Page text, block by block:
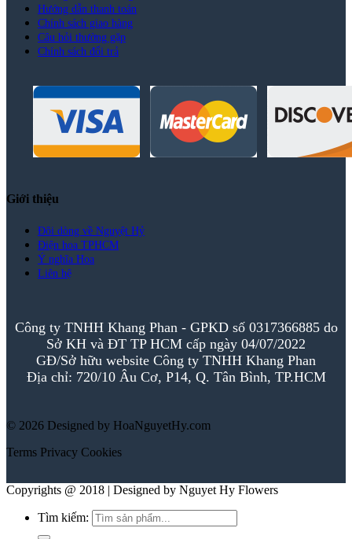
Hướng dẫn thanh toán
Chính sách giao hàng
Câu hỏi thường gặp
Chính sách đổi trả
Giới thiệu
Đôi dòng về Nguyệt Hỷ
Điện hoa TPHCM
Ý nghĩa Hoa
Liên hệ
Công ty TNHH Khang Phan - GPKD số 0317366885 do
Sở KH và ĐT TP HCM cấp ngày 04/07/2022
GĐ/Sở hữu website Công ty TNHH Khang Phan
Địa chỉ: 720/10 Âu Cơ, P14, Q. Tân Bình, TP.HCM
© 2026 Designed by HoaNguyetHy.com
Terms Privacy Cookies
Copyrights @ 2018 | Designed by Nguyet Hy Flowers
Tìm kiếm: